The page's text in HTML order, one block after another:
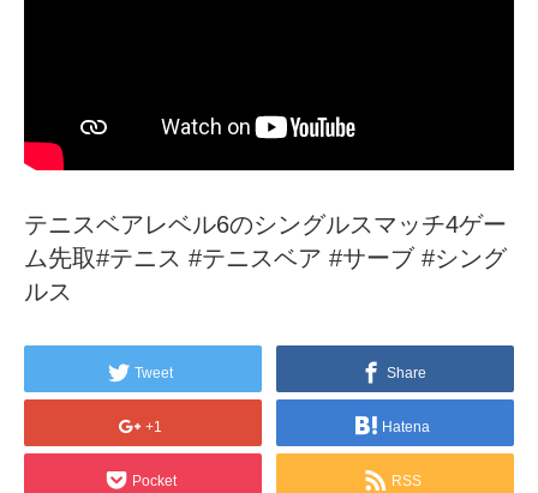
テニスベアレベル6のシングルスマッチ4ゲー
ム先取#テニス #テニスベア #サーブ #シング
ルス
Tweet Share
+1 Hatena
Pocket RSS